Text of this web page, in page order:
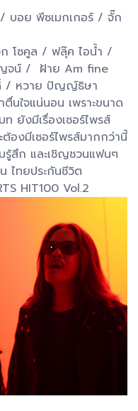
/ บอย พีซเมกเกอร์ / จั๊ก
ก โซคูล / ฟลุ๊ค ไอน้ำ /
จน์ / ฝ้าย Am fine
ดิ์ / หวาย ปัญญ์ธิษา
นใจแน่นอน เพราะขนาด
ท ยังมีเรื่องเซอร์ไพรส์
องมีเซอร์ไพรส์มากกว่านี้
สึก และเชิญชวนแฟนๆ
ไทยประกันชีวิต
HIT100 Vol.2